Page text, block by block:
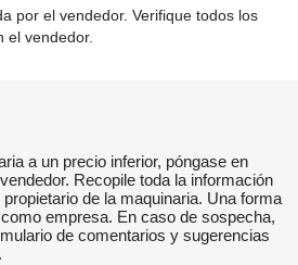
por el vendedor. Verifique todos los
el vendedor.
a un precio inferior, póngase en
Recopile toda la información
de la maquinaria. Una forma
empresa. En caso de sospecha,
de comentarios y sugerencias